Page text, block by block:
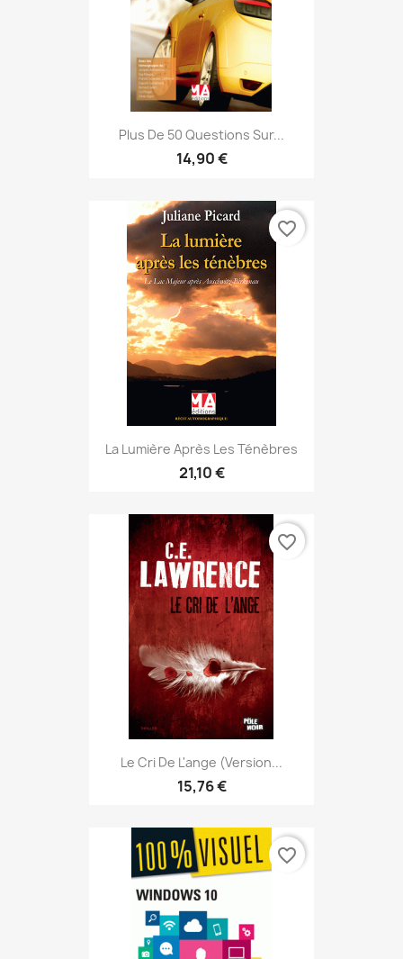
Plus De 50 Questions Sur...
14,90 €
La Lumière Après Les Ténèbres
21,10 €
favorite_border
Le Cri De L'ange (version...
15,76 €
favorite_border
favorite_border